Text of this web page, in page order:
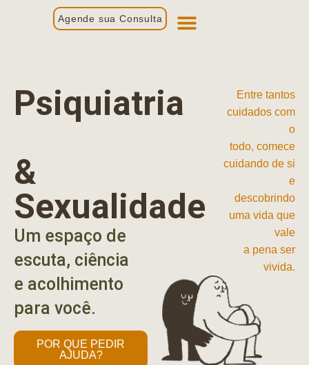
Agende sua Consulta
Psiquiatria
&
Sexualidade
Um espaço de
escuta, ciência
e acolhimento
para você.
POR QUE PEDIR
AJUDA?
Entre tantos
cuidados com
o
todo, comece
cuidando de si
e
descobrindo
uma vida que
vale
a pena ser
vivida.